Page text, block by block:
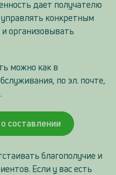
дает получателю
конкретным
организовывать
можно как в
по эл. почте,
составлении
благополучие и
Если у вас есть